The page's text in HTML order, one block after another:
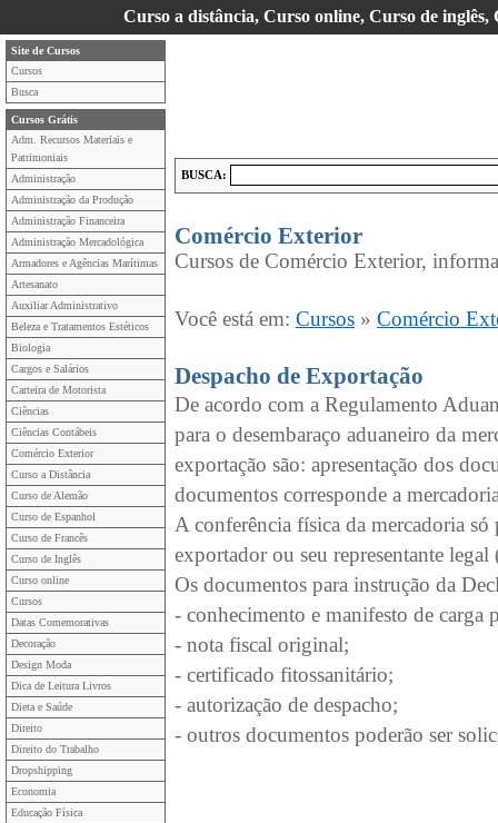
Curso a distância, Curso online, Curso de
Site de Cursos
Cursos
Busca
Cursos Grátis
Adm. Recursos Materiais e
Patrimoniais
Administração
Administração da Produção
Administração Financeira
Administração Mercadológica
Armadores e Agências Marítimas
Artesanato
Auxiliar Administrativo
Beleza e Tratamentos Estéticos
Biologia
Cargos e Salários
Carteira de Motorista
Ciências
Ciências Contábeis
Comércio Exterior
Curso a Distância
Curso de Alemão
Curso de Espanhol
Curso de Francês
Curso de Inglês
Curso online
Cursos
Datas Comemorativas
Decoração
Design Moda
Dica de Leitura Livros
Dieta e Saúde
Direito
Direito do Trabalho
Dropshipping
Economia
Educação Física
BUSCA:
Comércio Exterior
Cursos de Comércio Exterior,
Você está em: Cursos » Comércio
Despacho de Exportação
De acordo com a Regulamento
para o desembaraço aduaneiro da
exportação são: apresentação dos
documentos corresponde a
A conferência física da mercadoria só
exportador ou seu representante
Os documentos para instrução da
- conhecimento e manifesto de carga
- nota fiscal original;
- certificado fitossanitário;
- autorização de despacho;
- outros documentos poderão ser